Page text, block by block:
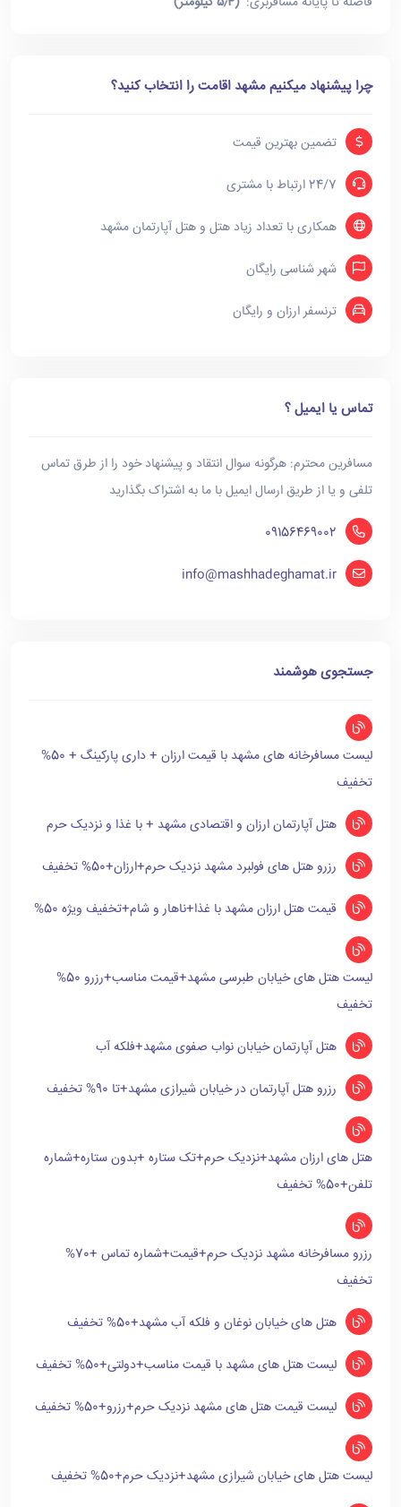
چرا پیشنهاد میکنیم مشهد اقامت را انتخاب کنید؟
تضمین بهترین قیمت
24/7 ارتباط با مشتری
همکاری با تعداد زیاد هتل و هتل آپارتمان مشهد
شهر شناسی رایگان
ترنسفر ارزان و رایگان
تماس یا ایمیل ؟
مسافرین محترم: هرگونه سوال انتقاد و پیشنهاد خود را از طرق تماس
تلفی و یا از طریق ارسال ایمیل با ما به اشتراک بگذارید
09156469002
info@mashhadeghamat.ir
جستجوی هوشمند
لیست مسافرخانه های مشهد با قیمت ارزان + داری پارکینگ + 50%
تخفیف
هتل آپارتمان ارزان و اقتصادی مشهد + با غذا و نزدیک حرم
رزرو هتل های فولبرد مشهد نزدیک حرم+ارزان+50% تخفیف
قیمت هتل ارزان مشهد با غذا+ناهار و شام+تخفیف ویژه 50%
لیست هتل های خیابان طبرسی مشهد+قیمت مناسب+رزرو 50%
تخفیف
هتل آپارتمان خیابان نواب صفوی مشهد+فلکه آب
رزرو هتل آپارتمان در خیابان شیرازی مشهد+تا 90% تخفیف
هتل های ارزان مشهد+نزدیک حرم+تک ستاره +بدون ستاره+شماره
تلفن+50% تخفیف
رزرو مسافرخانه مشهد نزدیک حرم+قیمت+شماره تماس +70%
تخفیف
هتل های خیابان نوغان و فلکه آب مشهد+50% تخفیف
لیست هتل های مشهد با قیمت مناسب+دولتی+50% تخفیف
لیست قیمت هتل های مشهد نزدیک حرم+رزرو+50% تخفیف
لیست هتل های خیابان شیرازی مشهد+نزدیک حرم+50% تخفیف